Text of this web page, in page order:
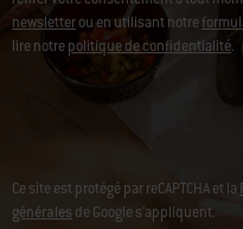
d'analyser mon intéraction avec la
retirer votre consentement à tout
newsletterou en utilisant notre
lire notre
politique de confidentialité
Ce site est protégé par reCAPTCHA et la